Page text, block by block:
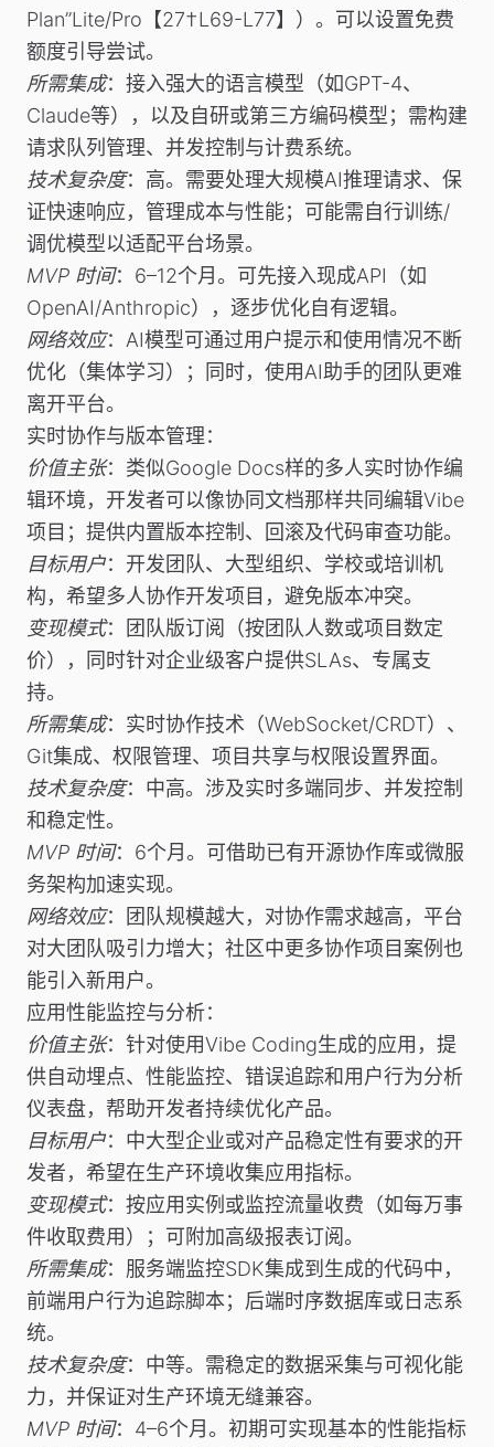
Plan”Lite/Pro【27†L69-L77】）。可以设置免费
额度引导尝试。
所需集成：接入强大的语言模型（如GPT-4、
Claude等），以及自研或第三方编码模型；需构建
请求队列管理、并发控制与计费系统。
技术复杂度：高。需要处理大规模AI推理请求、保
证快速响应，管理成本与性能；可能需自行训练/
调优模型以适配平台场景。
MVP 时间：6–12个月。可先接入现成API（如
OpenAI/Anthropic），逐步优化自有逻辑。
网络效应：AI模型可通过用户提示和使用情况不断
优化（集体学习）；同时，使用AI助手的团队更难
离开平台。
实时协作与版本管理：
价值主张：类似Google Docs样的多人实时协作编
辑环境，开发者可以像协同文档那样共同编辑Vibe
项目；提供内置版本控制、回滚及代码审查功能。
目标用户：开发团队、大型组织、学校或培训机
构，希望多人协作开发项目，避免版本冲突。
变现模式：团队版订阅（按团队人数或项目数定
价），同时针对企业级客户提供SLAs、专属支
持。
所需集成：实时协作技术（WebSocket/CRDT）、
Git集成、权限管理、项目共享与权限设置界面。
技术复杂度：中高。涉及实时多端同步、并发控制
和稳定性。
MVP 时间：6个月。可借助已有开源协作库或微服
务架构加速实现。
网络效应：团队规模越大，对协作需求越高，平台
对大团队吸引力增大；社区中更多协作项目案例也
能引入新用户。
应用性能监控与分析：
价值主张：针对使用Vibe Coding生成的应用，提
供自动埋点、性能监控、错误追踪和用户行为分析
仪表盘，帮助开发者持续优化产品。
目标用户：中大型企业或对产品稳定性有要求的开
发者，希望在生产环境收集应用指标。
变现模式：按应用实例或监控流量收费（如每万事
件收取费用）；可附加高级报表订阅。
所需集成：服务端监控SDK集成到生成的代码中，
前端用户行为追踪脚本；后端时序数据库或日志系
统。
技术复杂度：中等。需稳定的数据采集与可视化能
力，并保证对生产环境无缝兼容。
MVP 时间：4–6个月。初期可实现基本的性能指标